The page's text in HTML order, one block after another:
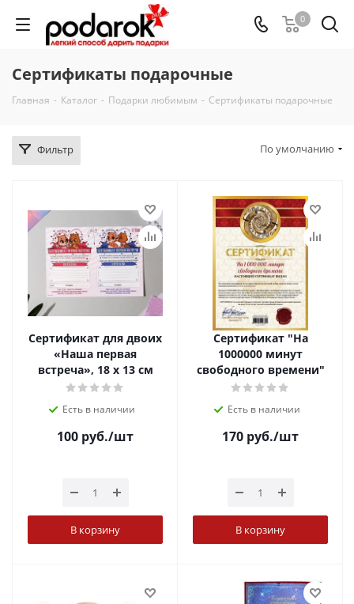
0
Сертификаты подарочные
Главная - Каталог - Подарки любимым - Сертификаты подарочные
Фильтр По умолчанию
Сертификат для двоих
«Наша первая
встреча», 18 х 13 см
Есть в наличии
100 руб./шт
В корзину
Сертификат "На
1000000 минут
свободного времени"
Есть в наличии
170 руб./шт
В корзину